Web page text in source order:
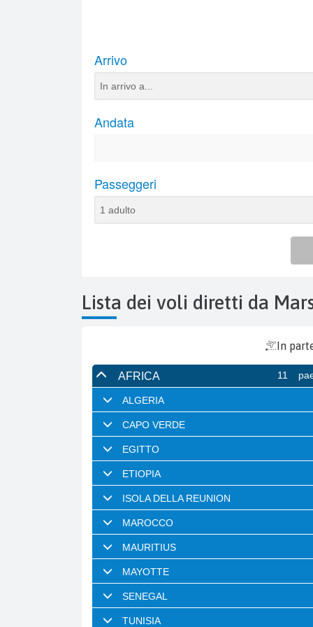
Lista dei voli diretti da
In